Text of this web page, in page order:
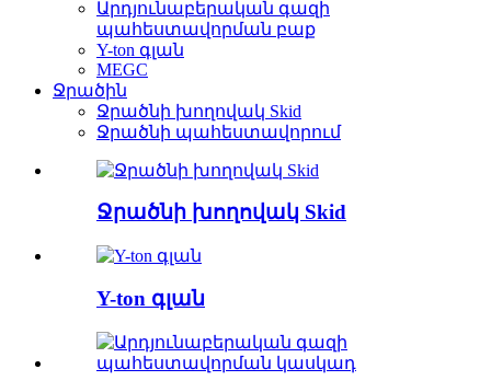
Արդյունաբերական գազի
պահեստավորման բաք
Y-ton գլան
MEGC
Ջրածին
Ջրածնի խողովակ Skid
Ջրածնի պահեստավորում
Ջրածնի խողովակ Skid
Y-ton գլան